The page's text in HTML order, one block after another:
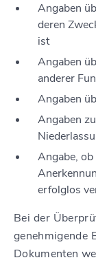
Angaben
deren
ist
Angaben
anderer
Angaben
Angaben
Angabe,
erfolglos
Bei der
genehmigende
Dokumenten